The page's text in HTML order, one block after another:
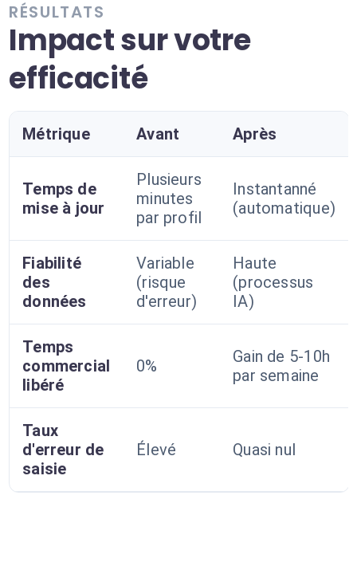
RÉSULTATS
Impact sur votre
efficacité
Métrique Avant Après
Temps de
mise à jour
Plusieurs
minutes
par profil
Instantanné
(automatique)
Fiabilité
des
données
Variable
(risque
d'erreur)
Haute
(processus
IA)
Temps
commercial
libéré
0%
Gain de 5-10h
par semaine
Taux
d'erreur de
saisie
Élevé Quasi nul